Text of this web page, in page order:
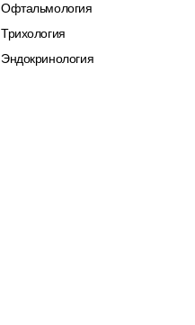
Офтальмология
Трихология
Эндокринология